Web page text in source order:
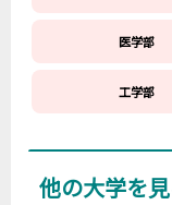
医学部
工学部
他の大学を